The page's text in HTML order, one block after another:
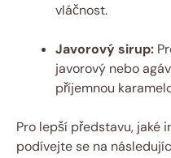
vláčnost.
Javorový sirup:
javorový nebo
příjemnou
Pro lepší představu, jaké
podívejte se na